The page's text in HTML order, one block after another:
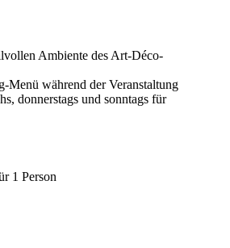
Ambiente des Art-Déco-
Menü während der Veranstaltung
donnerstags und sonntags für
1 Person